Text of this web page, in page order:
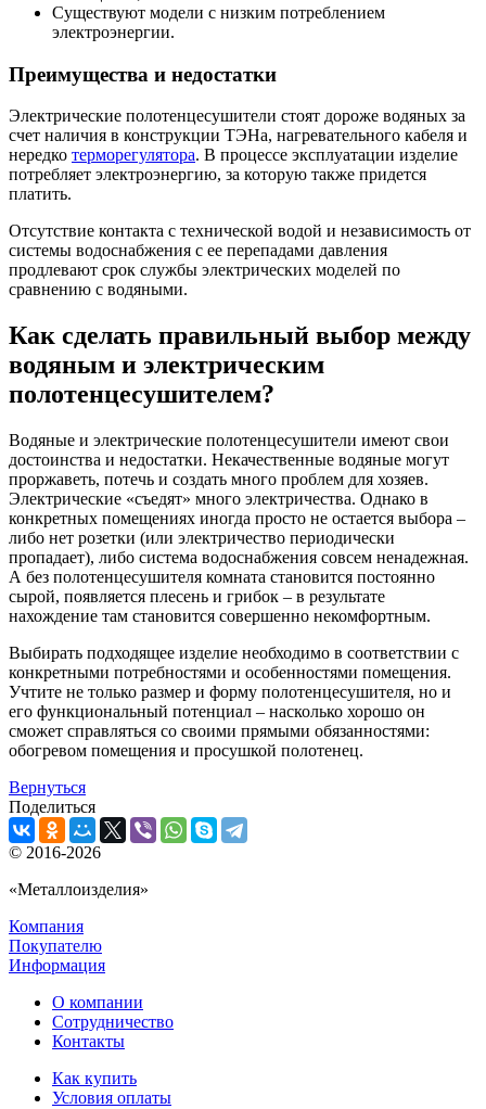
Существуют модели с низким потреблением
электроэнергии.
Преимущества и недостатки
Электрические полотенцесушители стоят дороже водяных за
счет наличия в конструкции ТЭНа, нагревательного кабеля и
нередко терморегулятора. В процессе эксплуатации изделие
потребляет электроэнергию, за которую также придется
платить.
Отсутствие контакта с технической водой и независимость от
системы водоснабжения с ее перепадами давления
продлевают срок службы электрических моделей по
сравнению с водяными.
Как сделать правильный выбор между
водяным и электрическим
полотенцесушителем?
Водяные и электрические полотенцесушители имеют свои
достоинства и недостатки. Некачественные водяные могут
проржаветь, потечь и создать много проблем для хозяев.
Электрические «съедят» много электричества. Однако в
конкретных помещениях иногда просто не остается выбора –
либо нет розетки (или электричество периодически
пропадает), либо система водоснабжения совсем ненадежная.
А без полотенцесушителя комната становится постоянно
сырой, появляется плесень и грибок – в результате
нахождение там становится совершенно некомфортным.
Выбирать подходящее изделие необходимо в соответствии с
конкретными потребностями и особенностями помещения.
Учтите не только размер и форму полотенцесушителя, но и
его функциональный потенциал – насколько хорошо он
сможет справляться со своими прямыми обязанностями:
обогревом помещения и просушкой полотенец.
Вернуться
Поделиться
© 2016-2026
«Металлоизделия»
Компания
Покупателю
Информация
О компании
Сотрудничество
Контакты
Как купить
Условия оплаты